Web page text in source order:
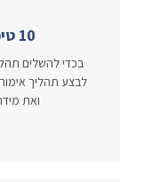
10 טיפים לזכיינות מנצחת
בכדי להשלים
לבצע תהליך
ואת